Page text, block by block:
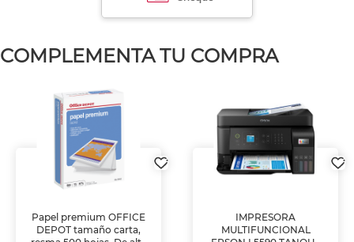
COMPLEMENTA TU COMPRA
Papel premium OFFICE
DEPOT tamaño carta,
IMPRESORA
MULTIFUNCIONAL